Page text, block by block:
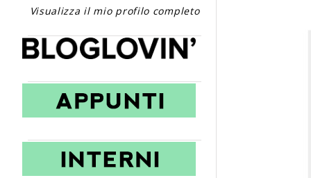
Visualizza il mio profilo completo